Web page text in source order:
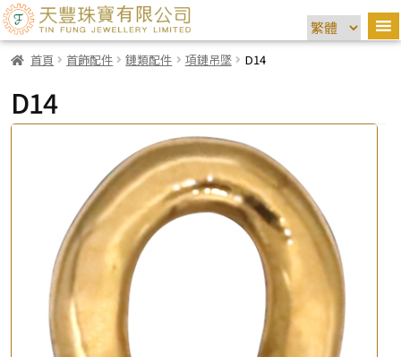
首頁 首飾配件 鏈類配件 項鏈吊墜 D14
D14